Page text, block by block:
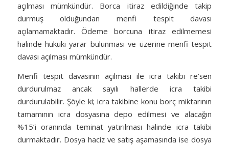
açılması mümkündür. Borca itiraz edildiğinde takip
durmuş olduğundan menfi tespit davası
açılamamaktadır. Ödeme borcuna itiraz edilmemesi
halinde hukuki yarar bulunması ve üzerine menfi tespit
davası açılması mümkündür.
Menfi tespit davasının açılması ile icra takibi re’sen
durdurulmaz ancak sayılı hallerde icra takibi
durdurulabilir. Şöyle ki; icra takibine konu borç miktarının
tamamının icra dosyasına depo edilmesi ve alacağın
%15’i oranında teminat yatırılması halinde icra takibi
durmaktadır. Dosya haciz ve satış aşamasında ise dosya